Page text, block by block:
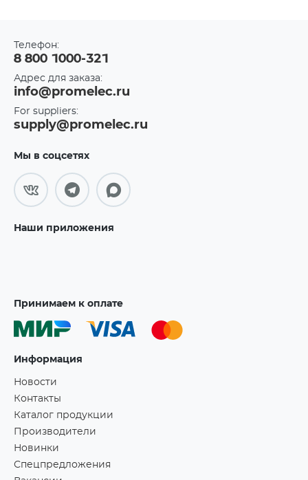
Телефон:
8 800 1000-321
Адрес для заказа:
info@promelec.ru
For suppliers:
supply@promelec.ru
Мы в соцсетях
Наши приложения
Принимаем к оплате
Информация
Новости
Контакты
Каталог продукции
Производители
Новинки
Спецпредложения